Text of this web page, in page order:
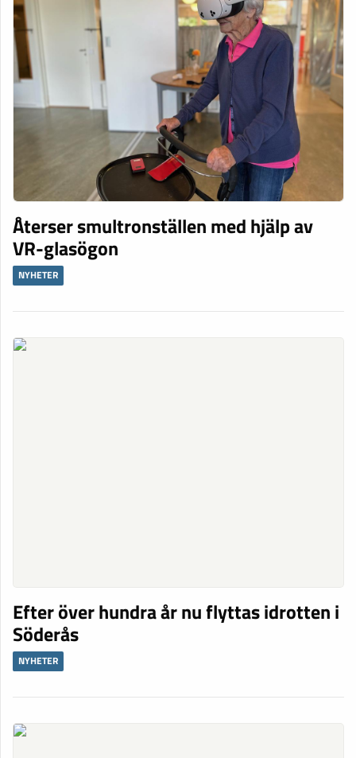
Återser smultronställen med hjälp av
VR-glasögon
NYHETER
Efter över hundra år nu flyttas idrotten i
Söderås
NYHETER